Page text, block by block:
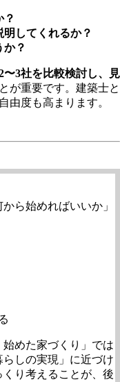
？
してくれるか？
か？
〜3社を比較検討し、見
が重要です。建築士と
由度も高まります。
ら始めればいいか」
めた家づくり」では
しの実現」に近づけ
り考えることが、後